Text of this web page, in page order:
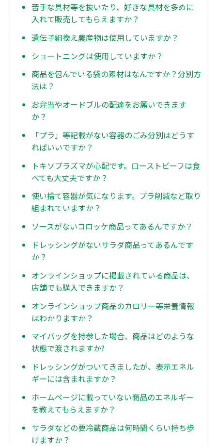
苦手な具材等を抜いたり、好きな具材を多めに
入れて販売してもらえますか？
遺伝子組換え農産物は使用していますか？
ショートニングは使用していますか？
商品を包んでいる袋の素材はなんですか？分別方
法は？
お弁当やオードブルの配達をお願いできます
か？
「プラ」等記載がない容器のごみ分別はどうす
ればいいですか？
トキソプラズマが心配です。ローストビーフは食
べても大丈夫ですか？
使い捨て容器が気になります。プラ削減など取り
組まれていますか？
ソースがないコロッケ商品ってあるんですか？
ドレッシングがないサラダ商品ってあるんです
か？
オンラインショップに掲載されている商品は、
店舗でも購入できますか？
オンラインショップ商品のカロリー等栄養情報
はわかりますか？
マイバッグを持参した場合、商品はどのような
状態で渡されますか?
ドレッシングがついてきましたが、表示エネル
ギーには含まれますか？
ホームページに載っていない商品のエネルギー
を教えてもらえますか？
サラダなどの要冷蔵商品は何時間くらい持ち歩
けますか？